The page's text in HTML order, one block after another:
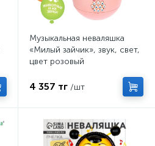
Музыкальная неваляшка
«Милый зайчик», звук, свет,
цвет розовый
4 357 тг /шт